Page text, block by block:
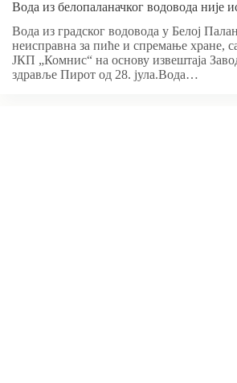
Вода из белопаланачког водовода није
Вода из градског водовода у Белој
неисправна за пиће и спремање хране,
ЈКП „Комнис“ на основу извештаја
здравље Пирот од 28. јула.Вода…